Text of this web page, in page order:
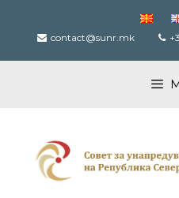
content contact@sunr.mk